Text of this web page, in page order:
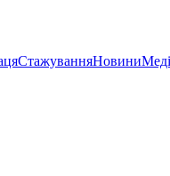
СтажуванняНовини